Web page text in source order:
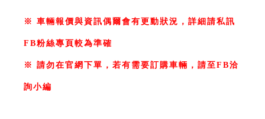
※ 車輛報價與資訊偶爾會有更動狀況，詳細請私訊
FB粉絲專頁較為準確
※ 請勿在官網下單，若有需要訂購車輛，請至FB洽
詢小編